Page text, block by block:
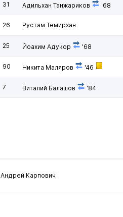
31 Адильхан Танжариков '68
26 Рустам Темирхан
25 Йоахим Адукор '68
90 Никита Маляров '46
7 Виталий Балашов '84
Андрей Карпович